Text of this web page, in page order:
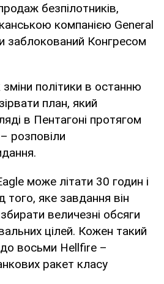
безпілотників,
компанією General
заблокований Конгресом
політики в останню
план, який
в Пентагоні протягом
розповіли
може літати 30 годин і
того, яке завдання він
величезні обсяги
цілей. Кожен такий
восьми Hellfire –
ракет класу